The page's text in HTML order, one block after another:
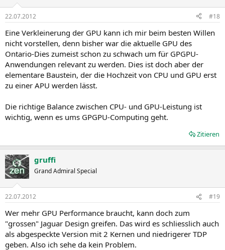
22.07.2012 #18
Eine Verkleinerung der GPU kann ich mir beim besten Willen
nicht vorstellen, denn bisher war die aktuelle GPU des
Ontario-Dies zumeist schon zu schwach um für GPGPU-
Anwendungen relevant zu werden. Dies ist doch aber der
elementare Baustein, der die Hochzeit von CPU und GPU erst
zu einer APU werden lässt.
Die richtige Balance zwischen CPU- und GPU-Leistung ist
wichtig, wenn es ums GPGPU-Computing geht.
Zitieren
gruffi
Grand Admiral Special
22.07.2012 #19
Wer mehr GPU Performance braucht, kann doch zum
"grossen" Jaguar Design greifen. Das wird es schliesslich auch
als abgespeckte Version mit 2 Kernen und niedrigerer TDP
geben. Also ich sehe da kein Problem.